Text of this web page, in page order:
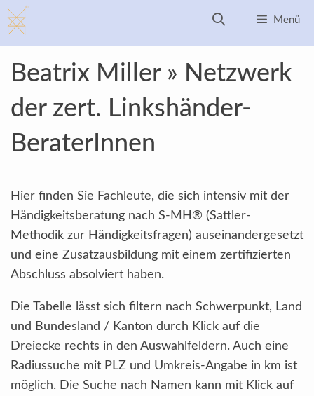
Zum
Inhalt
springen
Menü
Beatrix Miller » Netzwerk
der zert. Linkshänder-
BeraterInnen
Hier finden Sie Fachleute, die sich intensiv mit der
Händigkeitsberatung nach S-MH® (Sattler-
Methodik zur Händigkeitsfragen) auseinandergesetzt
und eine Zusatzausbildung mit einem zertifizierten
Abschluss absolviert haben.
Die Tabelle lässt sich filtern nach Schwerpunkt, Land
und Bundesland / Kanton durch Klick auf die
Dreiecke rechts in den Auswahlfeldern. Auch eine
Radiussuche mit PLZ und Umkreis-Angabe in km ist
möglich. Die Suche nach Namen kann mit Klick auf